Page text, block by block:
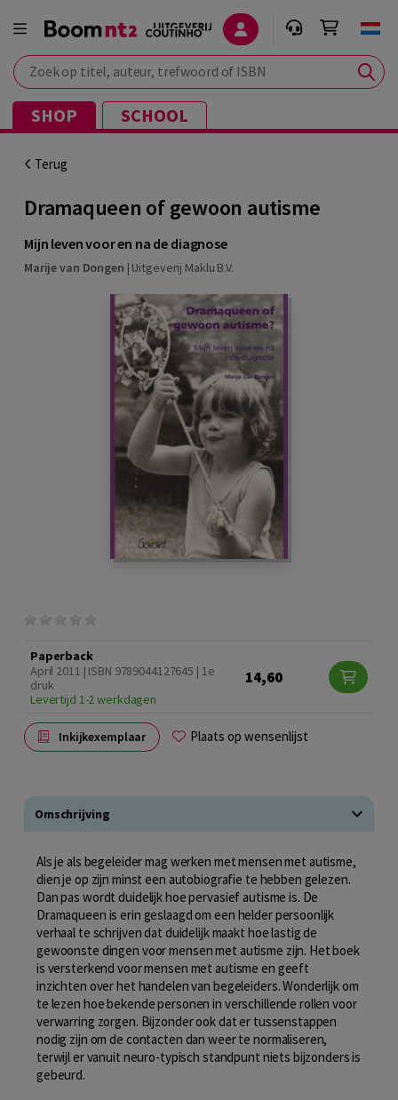
Zoek op titel, auteur, trefwoord of ISBN
SHOP SCHOOL
Terug
Dramaqueen of gewoon autisme
Mijn leven voor en na de diagnose
Marije van Dongen | Uitgeverij Maklu B.V.
Paperback
April 2011 | ISBN 9789044127645 | 1e
druk
Levertijd 1-2 werkdagen
14,60
Inkijkexemplaar Plaats op wensenlijst
Omschrijving
Als je als begeleider mag werken met mensen met autisme,
dien je op zijn minst een autobiografie te hebben gelezen.
Dan pas wordt duidelijk hoe pervasief autisme is. De
Dramaqueen is erin geslaagd om een helder persoonlijk
verhaal te schrijven dat duidelijk maakt hoe lastig de
gewoonste dingen voor mensen met autisme zijn. Het boek
is versterkend voor mensen met autisme en geeft
inzichten over het handelen van begeleiders. Wonderlijk om
te lezen hoe bekende personen in verschillende rollen voor
verwarring zorgen. Bijzonder ook dat er tussenstappen
nodig zijn om de contacten dan weer te normaliseren,
terwijl er vanuit neuro-typisch standpunt niets bijzonders is
gebeurd.